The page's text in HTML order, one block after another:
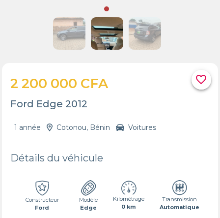
favorite_border
2 200 000 CFA
Ford Edge 2012
1 année Cotonou, Bénin Voitures
Détails du véhicule
Constructeur
Ford
Modèle
Edge
Kilométrage
0 km
Transmission
Automatique